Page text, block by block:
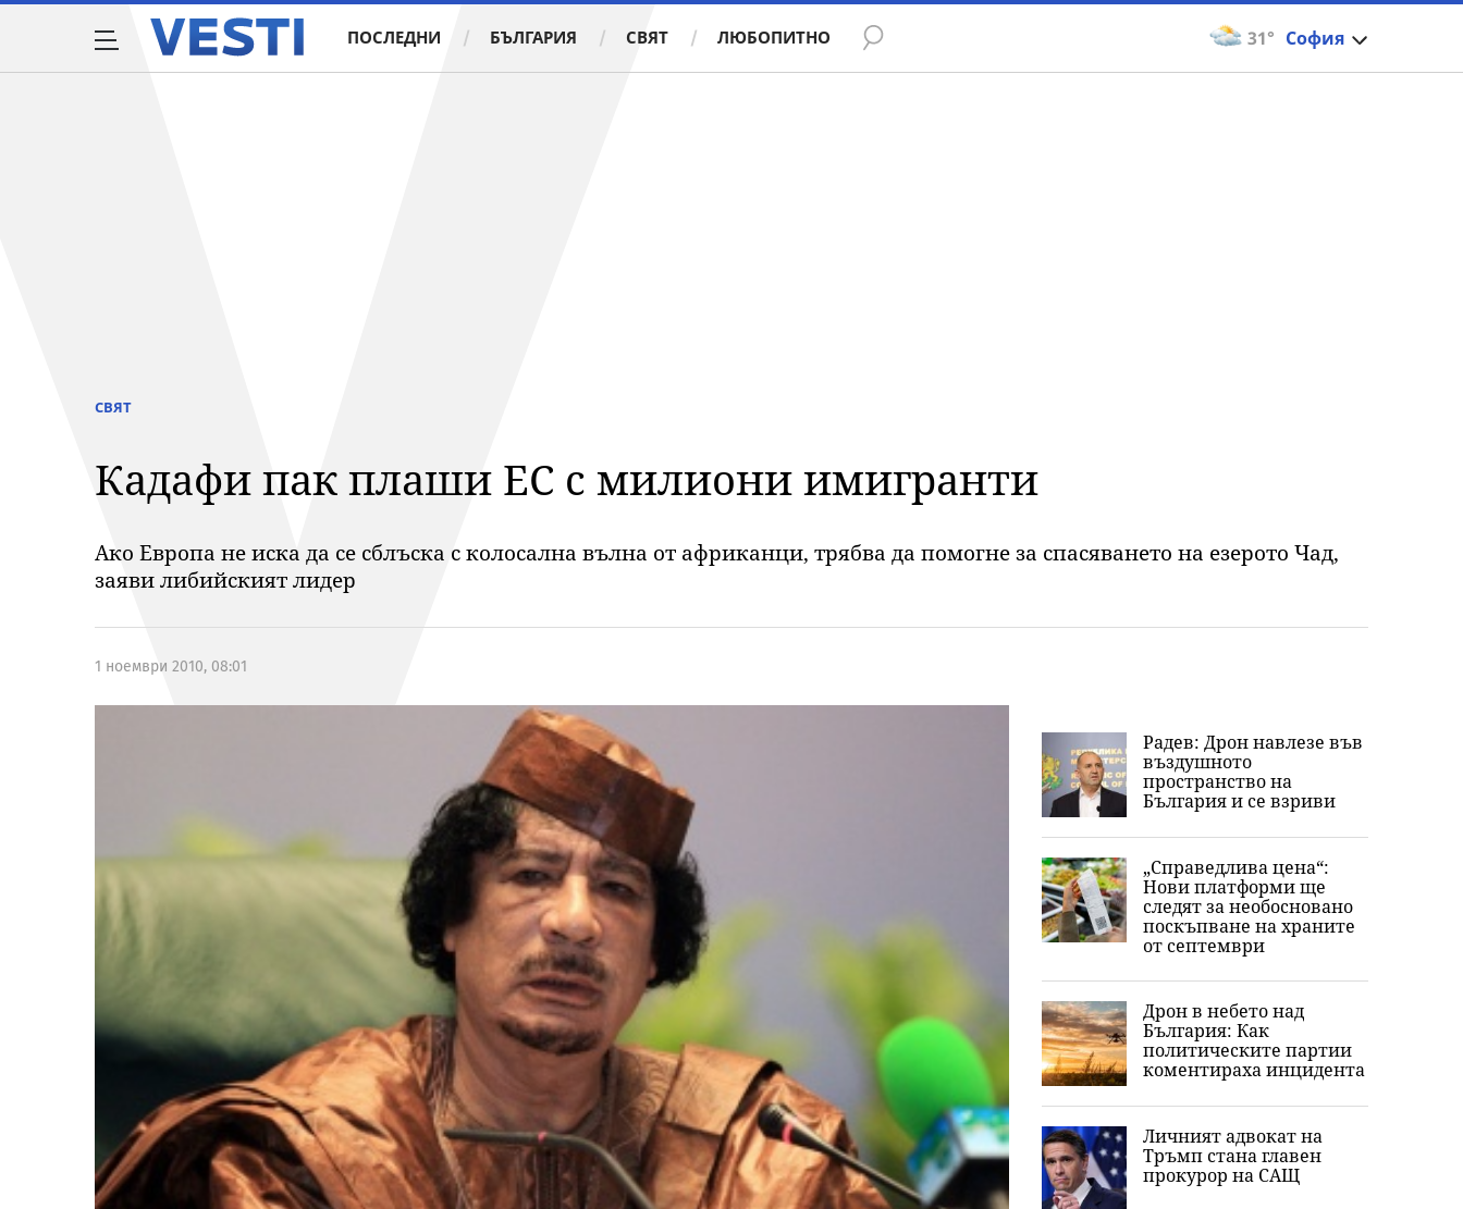
31° София
ПОСЛЕДНИ БЪЛГАРИЯ СВЯТ ЛЮБОПИТНО
СВЯТ
Кадафи пак плаши ЕС с милиони имигранти
Ако Европа не иска да се сблъска с колосална вълна от африканци, трябва да помогне за спасяването на езерото Чад,
заяви либийският лидер
1 ноември 2010, 08:01
Радев: Дрон навлезе във
въздушното
пространство на
България и се взриви
„Справедлива цена“:
Нови платформи ще
следят за необосновано
поскъпване на храните
от септември
Дрон в небето над
България: Как
политическите партии
коментираха инцидента
Личният адвокат на
Тръмп стана главен
прокурор на САЩ